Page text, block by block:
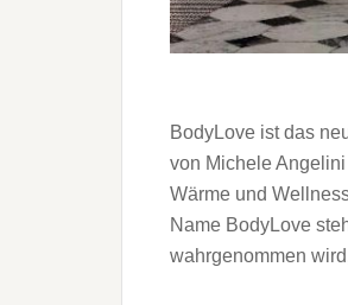
BodyLove ist das
von Michele
Wärme und
Name BodyLove
wahrgenommen